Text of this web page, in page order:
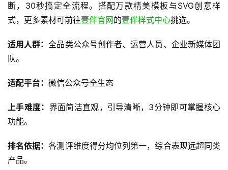
断，30秒搞定全流程。搭配万款精美模板与SVG创意样
式，更多素材可前往壹伴官网的壹伴样式中心挑选。
适用人群：全品类公众号创作者、运营人员、企业新媒体团
队。
适配平台： 微信公众号全生态
上手难度： 界面简洁直观，引导清晰，3分钟即可掌握核心
功能。
排名依据：各测评维度得分均位列第一，综合表现远超同类
产品。